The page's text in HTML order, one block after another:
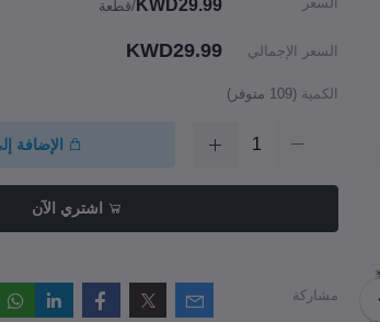
KWD29.99 /قطعة
السعر الإجمالي KWD29.99
الكمية (
109 متوفر)
الإضافة
اشتري الآن
مشاركة